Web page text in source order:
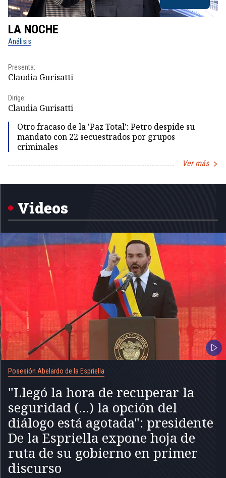
LA NOCHE
Análisis
Presenta:
Claudia Gurisatti
Dirige:
Claudia Gurisatti
Otro fracaso de la 'Paz Total': Petro despide su
mandato con 22 secuestrados por grupos
criminales
Ver más
1
Videos
Posesión Abelardo de la Espriella
"Llegó la hora de recuperar la
seguridad (...) la opción del
diálogo está agotada": presidente
De la Espriella expone hoja de
ruta de su gobierno en primer
discurso